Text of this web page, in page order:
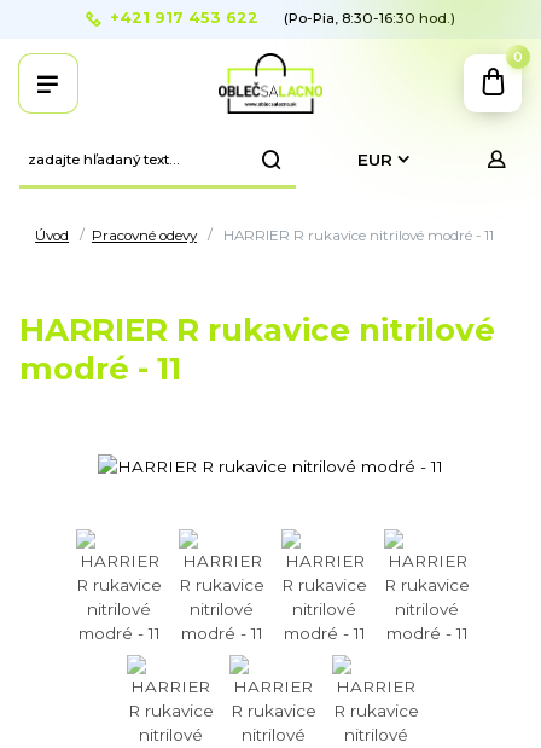
EUR
+421 917 453 622 (Po-Pia, 8:30-16:30 hod.)
0
Úvod Pracovné odevy HARRIER R rukavice nitrilové modré - 11
HARRIER R rukavice nitrilové
modré - 11